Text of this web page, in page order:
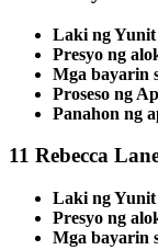
Laki ng Yunit
Presyo ng
Mga bayarin
Proseso ng
Panahon ng
11 Rebecca
Laki ng Yunit
Presyo ng
Mga bayarin